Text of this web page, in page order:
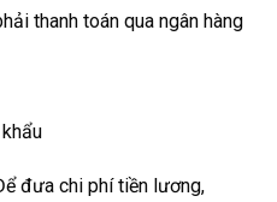
thanh toán qua ngân hàng
đưa chi phí tiền lương,